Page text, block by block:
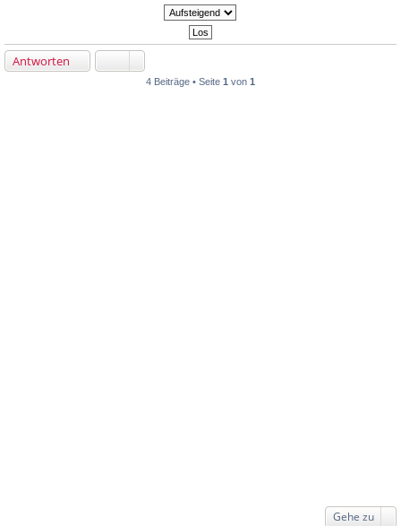
Antworten
4 Beiträge • Seite 1 von 1
Gehe zu